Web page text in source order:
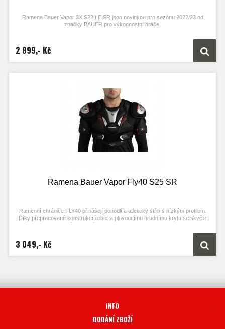
Ramena Bauer Vapor 3X S22 LE SR jsou novinkou pro sezónu 2022/23 od
značky BAUER pro výkonnostní hráče.
2 899,- Kč
Ramena Bauer Vapor Fly40 S25 SR
Ramenní chrániče FLY40 přinášejí pohodlí a atletický střih s nízkým profilem.
Díky přepracované konstrukci žeber a plovoucímu hrudnímu krytu se skvěle
3 049,- Kč
INFO
DODÁNÍ ZBOŽÍ